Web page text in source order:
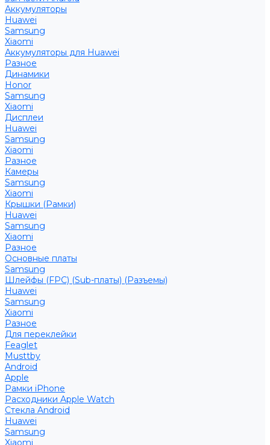
Аккумуляторы
Huawei
Samsung
Xiaomi
Аккумуляторы для Huawei
Разное
Динамики
Honor
Samsung
Xiaomi
Дисплеи
Huawei
Samsung
Xiaomi
Разное
Камеры
Samsung
Xiaomi
Крышки (Рамки)
Huawei
Samsung
Xiaomi
Разное
Основные платы
Samsung
Шлейфы (FPC) (Sub-платы) (Разъемы)
Huawei
Samsung
Xiaomi
Разное
Для переклейки
Feaglet
Musttby
Android
Apple
Рамки iPhone
Расходники Apple Watch
Стекла Android
Huawei
Samsung
Xiaomi